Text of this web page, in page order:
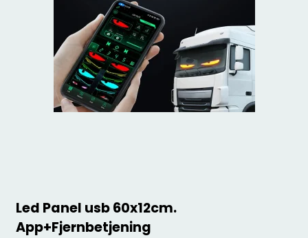
Led Panel usb 60x12cm.
App+Fjernbetjening